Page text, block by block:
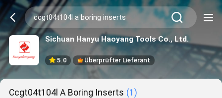
Sichuan Hanyu Haoyang Tools Co., Ltd.
5.0 Überprüfter Lieferant
Ccgt04t104l A Boring Inserts (1)